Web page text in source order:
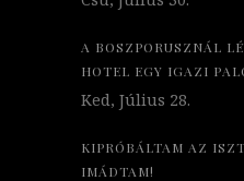
A BOSZPORUSZNÁL
HOTEL EGY IGAZI
Ked, Július 28.
KIPRÓBÁLTAM AZ
IMÁDTAM!